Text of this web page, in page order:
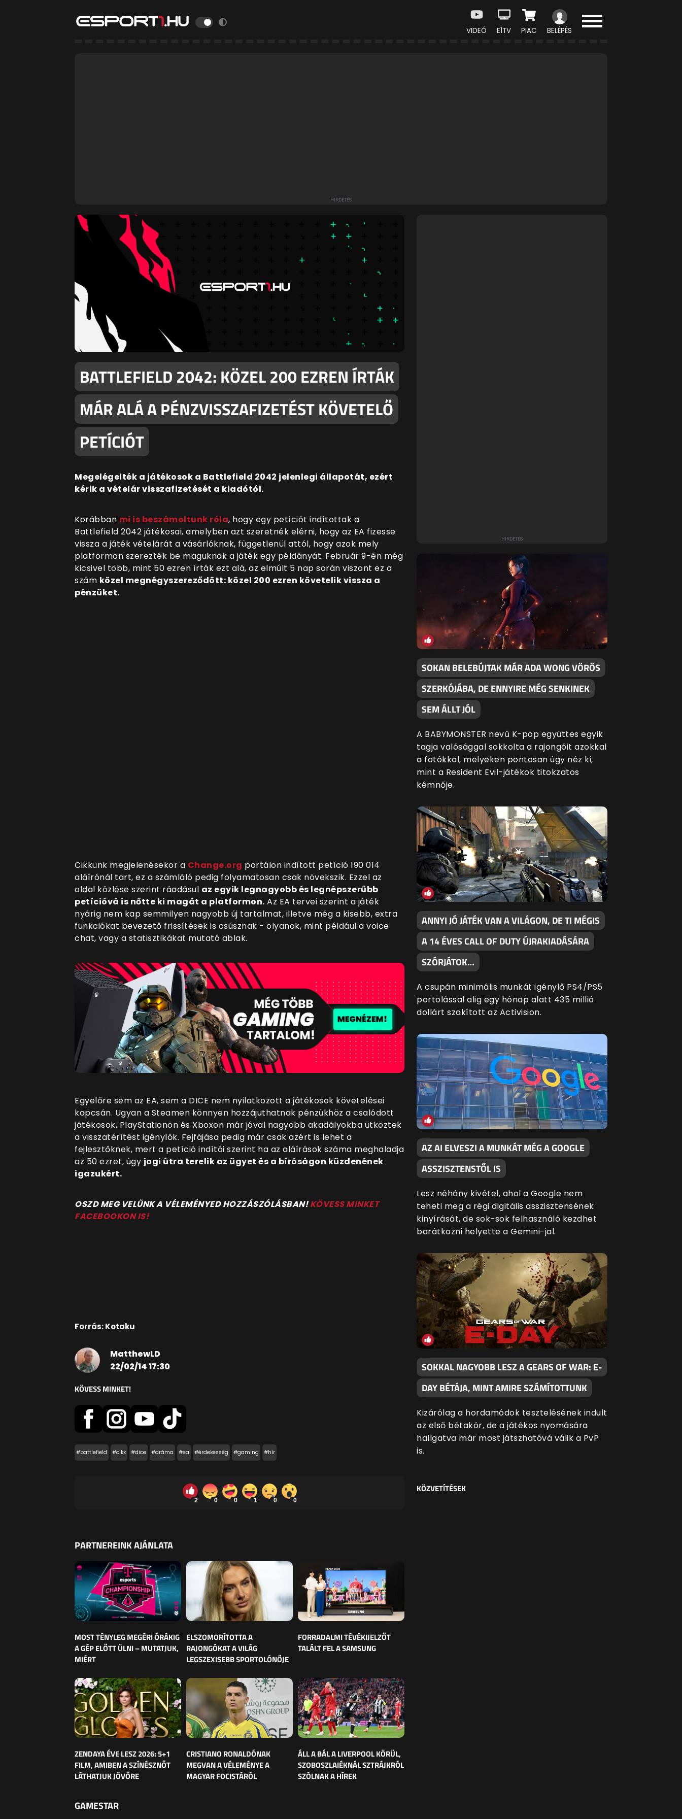
VIDEÓ E1TV PIAC BELÉPÉS
BATTLEFIELD 2042: KÖZEL 200 EZREN ÍRTÁK
MÁR ALÁ A PÉNZVISSZAFIZETÉST KÖVETELŐ
PETÍCIÓT
Megelégelték a játékosok a Battlefield 2042 jelenlegi állapotát, ezért
kérik a vételár visszafizetését a kiadótól.
Korábban mi is beszámoltunk róla, hogy egy petíciót indítottak a
Battlefield 2042 játékosai, amelyben azt szeretnék elérni, hogy az EA fizesse
vissza a játék vételárát a vásárlóknak, függetlenül attól, hogy azok mely
platformon szerezték be maguknak a játék egy példányát. Február 9-én még
kicsivel több, mint 50 ezren írták ezt alá, az elmúlt 5 nap során viszont ez a
szám közel megnégyszereződött: közel 200 ezren követelik vissza a
pénzüket.
Cikkünk megjelenésekor a Change.org portálon indított petíció 190 014
aláírónál tart, ez a számláló pedig folyamatosan csak növekszik. Ezzel az
oldal közlése szerint ráadásul az egyik legnagyobb és legnépszerűbb
petícióvá is nőtte ki magát a platformon. Az EA tervei szerint a játék
nyárig nem kap semmilyen nagyobb új tartalmat, illetve még a kisebb, extra
funkciókat bevezető frissítések is csúsznak - olyanok, mint például a voice
chat, vagy a statisztikákat mutató ablak.
Egyelőre sem az EA, sem a DICE nem nyilatkozott a játékosok követelései
kapcsán. Ugyan a Steamen könnyen hozzájuthatnak pénzükhöz a csalódott
játékosok, PlayStationön és Xboxon már jóval nagyobb akadályokba ütköztek
a visszatérítést igénylők. Fejfájása pedig már csak azért is lehet a
fejlesztőknek, mert a petíció indítói szerint ha az aláírások száma meghaladja
az 50 ezret, úgy jogi útra terelik az ügyet és a bíróságon küzdenének
igazukért.
OSZD MEG VELÜNK A VÉLEMÉNYED HOZZÁSZÓLÁSBAN!KÖVESS MINKET
FACEBOOKON IS!
Forrás: Kotaku
MatthewLD
22/02/14 17:30
KÖVESS MINKET!
#battlefield #cikk #dice #dráma #ea #érdekesség #gaming #hír
2 0 0 1 0 0
PARTNEREINK AJÁNLATA
MOST TÉNYLEG MEGÉRI ÓRÁKIG
A GÉP ELŐTT ÜLNI – MUTATJUK,
MIÉRT
ELSZOMORÍTOTTA A
RAJONGÓKAT A VILÁG
LEGSZEXISEBB SPORTOLÓNŐJE
FORRADALMI TÉVÉKIJELZŐT
TALÁLT FEL A SAMSUNG
ZENDAYA ÉVE LESZ 2026: 5+1
FILM, AMIBEN A SZÍNÉSZNŐT
LÁTHATJUK JÖVŐRE
CRISTIANO RONALDÓNAK
MEGVAN A VÉLEMÉNYE A
MAGYAR FOCISTÁRÓL
ÁLL A BÁL A LIVERPOOL KÖRÜL,
SZOBOSZLAIÉKNÁL SZTRÁJKRÓL
SZÓLNAK A HÍREK
GAMESTAR
SOKAN BELEBÚJTAK MÁR ADA WONG VÖRÖS
SZERKÓJÁBA, DE ENNYIRE MÉG SENKINEK
SEM ÁLLT JÓL
A BABYMONSTER nevű K-pop együttes egyik
tagja valósággal sokkolta a rajongóit azokkal
a fotókkal, melyeken pontosan úgy néz ki,
mint a Resident Evil-játékok titokzatos
kémnője.
ANNYI JÓ JÁTÉK VAN A VILÁGON, DE TI MÉGIS
A 14 ÉVES CALL OF DUTY ÚJRAKIADÁSÁRA
SZÓRJÁTOK…
A csupán minimális munkát igénylő PS4/PS5
portolással alig egy hónap alatt 435 millió
dollárt szakított az Activision.
AZ AI ELVESZI A MUNKÁT MÉG A GOOGLE
ASSZISZTENSTŐL IS
Lesz néhány kivétel, ahol a Google nem
teheti meg a régi digitális asszisztensének
kinyírását, de sok-sok felhasználó kezdhet
barátkozni helyette a Gemini-jal.
SOKKAL NAGYOBB LESZ A GEARS OF WAR: E-
DAY BÉTÁJA, MINT AMIRE SZÁMÍTOTTUNK
Kizárólag a hordamódok tesztelésének indult
az első bétakör, de a játékos nyomására
hallgatva már most játszhatóvá válik a PvP
is.
KÖZVETÍTÉSEK